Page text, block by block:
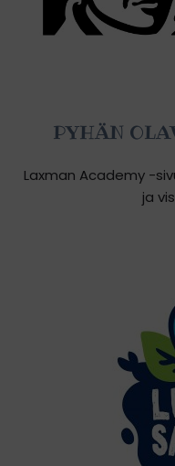
PYHÄN
Laxman Academy -
ja